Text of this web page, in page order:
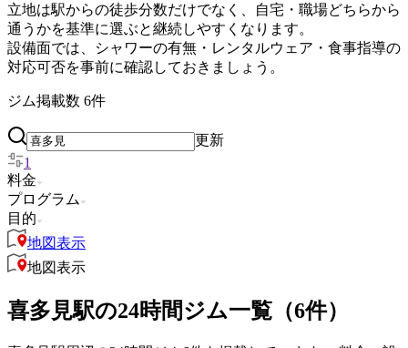
立地は駅からの徒歩分数だけでなく、自宅・職場どちらから
通うかを基準に選ぶと継続しやすくなります。
設備面では、シャワーの有無・レンタルウェア・食事指導の
対応可否を事前に確認しておきましょう。
ジム掲載数 6件
更新
1
料金
プログラム
目的
地図表示
地図表示
喜多見駅の24時間ジム一覧（6件）